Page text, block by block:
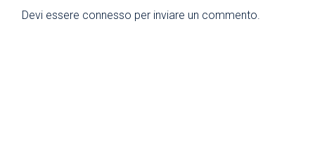
Devi essere connesso per inviare un commento.